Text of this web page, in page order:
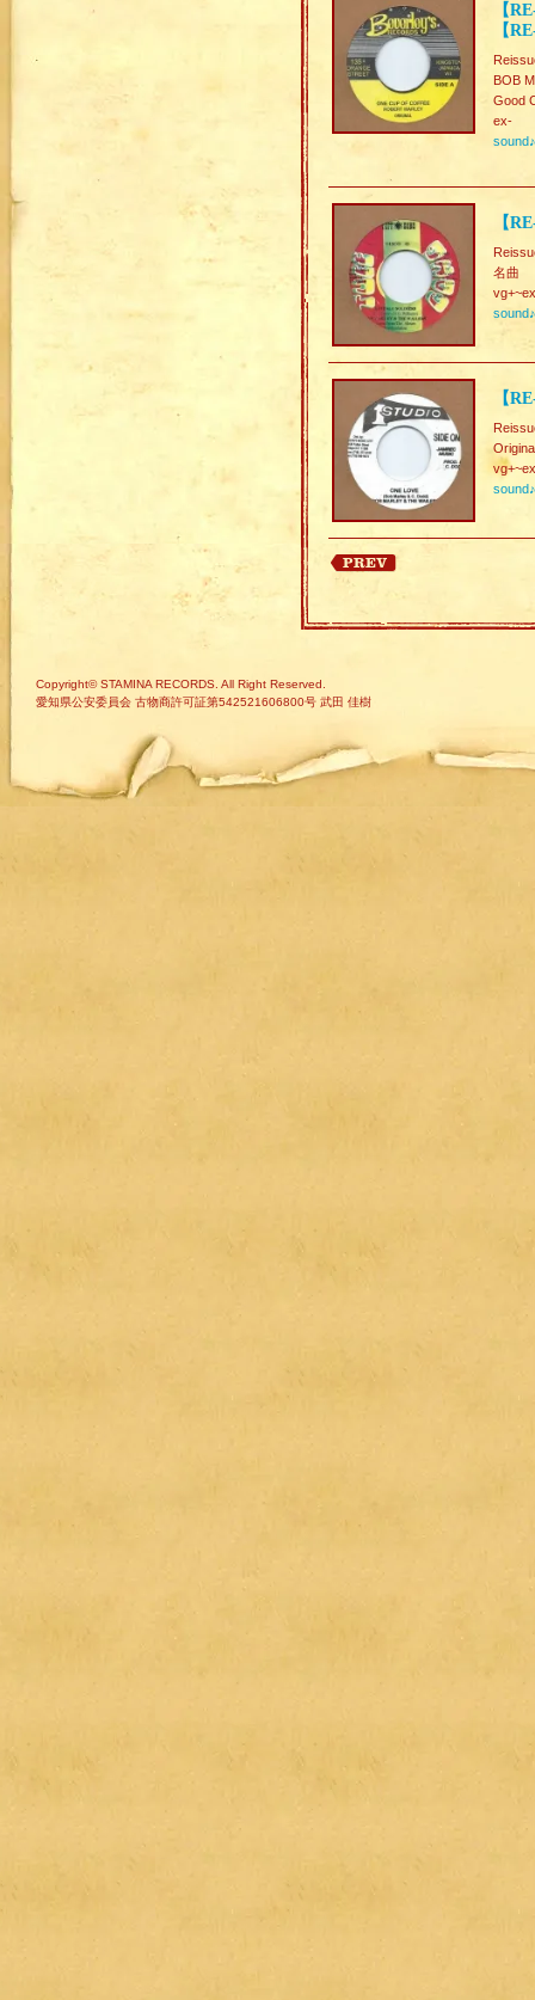
【
【
BOB
Good
ex-
sound♪
【
名曲
sound♪
【
sound♪
Copyright© STAMINA RECORDS. All Right Reserved.
愛知県公安委員会 古物商許可証第542521606800号 武田 佳樹